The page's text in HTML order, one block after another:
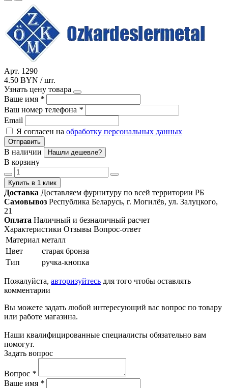
Арт. 1290
4.50 BYN / шт.
Узнать цену товара
Ваше имя *
Ваш номер телефона *
Email
Я согласен на обработку персональных данных
Отправить
В наличии Нашли дешевле?
В корзину
Купить в 1 клик
Доставка Доставляем фурнитуру по всей территории РБ
Самовывоз Республика Беларусь, г. Могилёв, ул. Залуцкого,
21
Оплата Наличный и безналичный расчет
Характеристики Отзывы Вопрос-ответ
Материал металл
Цвет
старая бронза
Тип
ручка-кнопка
Пожалуйста, авторизуйтесь для того чтобы оставлять
комментарии
Вы можете задать любой интересующий вас вопрос по товару
или работе магазина.
Наши квалифицированные специалисты обязательно вам
помогут.
Задать вопрос
Вопрос *
Ваше имя *